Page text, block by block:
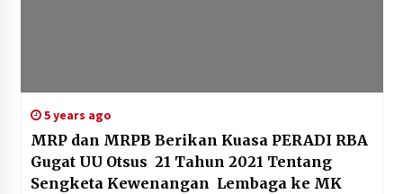
5 years ago
MRP dan MRPB Berikan Kuasa PERADI RBA
Gugat UU Otsus 21 Tahun 2021 Tentang
Sengketa Kewenangan Lembaga ke MK